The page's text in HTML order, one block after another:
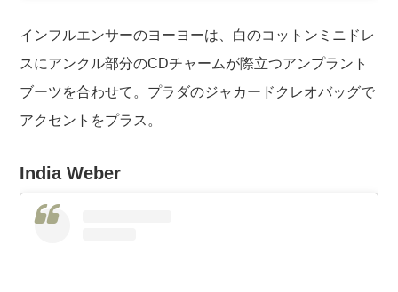
インフルエンサーのヨーヨーは、白のコットンミニドレ
スにアンクル部分のCDチャームが際立つアンプラント
ブーツを合わせて。プラダのジャカードクレオバッグで
アクセントをプラス。
India Weber